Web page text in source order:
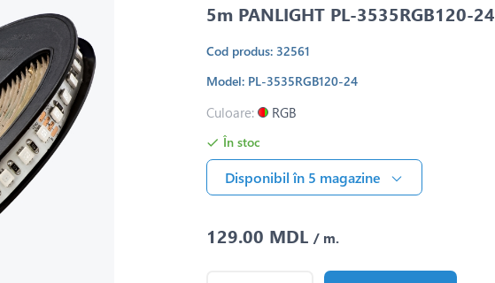
5m PANLIGHT PL-3535RGB120-24
Cod produs: 32561
Model: PL-3535RGB120-24
Culoare: RGB
În stoc
Disponibil în 5 magazine
129.00 MDL/ m.